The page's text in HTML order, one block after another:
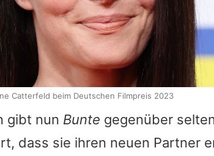
gibt nun Bunte gegenüber
dass sie ihren neuen Partner
Catterfeld beim Deutschen Filmpreis 2023